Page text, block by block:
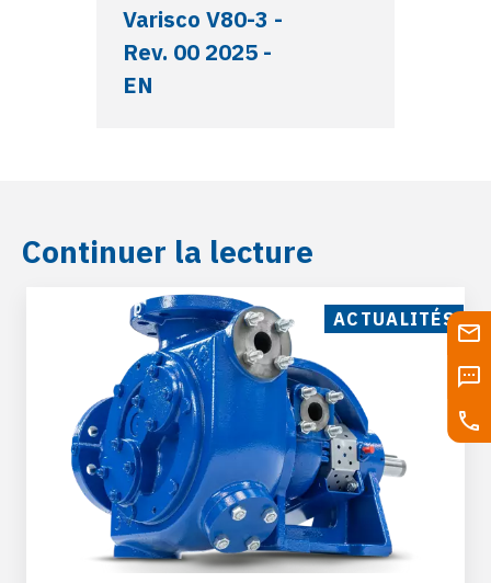
Varisco V80-3 -
Rev. 00 2025 -
EN
Continuer la lecture
ACTUALITÉS